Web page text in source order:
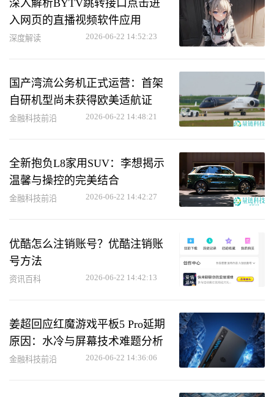
深入解析BYTV跳转接口点击进
入网页的直播视频软件应用
深度解读 2026-06-22 14:52:23
国产湾流公务机正式运营：首架
自研机型尚未获得欧美适航证
金融科技前沿 2026-06-22 14:48:21
全新抱负L8家用SUV：李想揭示
温馨与操控的完美结合
金融科技前沿 2026-06-22 14:42:27
优酷怎么注销账号？优酷注销账
号方法
资讯百科 2026-06-22 14:42:13
姜超回应红魔游戏平板5 Pro延期
原因：水冷与屏幕技术难题分析
金融科技前沿 2026-06-22 14:36:06